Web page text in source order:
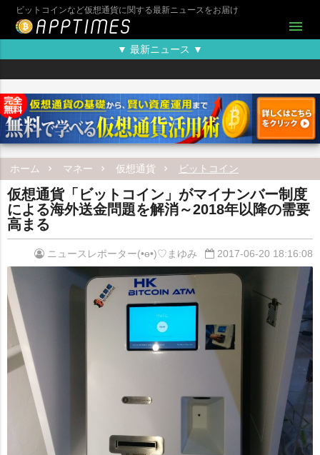
ビットコインなど仮想通貨に関する最新ニュースをお届け
menu
▼ 最新ニュース ▼
ホーム マネー 仮想通貨 ビットコイン
仮想通貨「ビットコイン」がマイナンバー制度
による海外送金問題を解消～2018年以降の需要
高まる
ニュースレポーター(•ө•)♡まゆみ 2017-06-20 18:16:08